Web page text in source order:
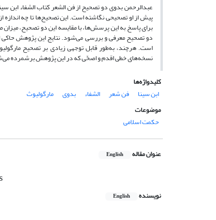
عبدالرحمن بدوی دو تصحیح از فن الشعر کتاب الشفاء ابن
پیش از او تصحیحی نگاشته است. این تصحیح‌ها تا چه اندازه
برای پاسخ به این پرسش‌ها، با مقایسه این دو تصحیح،
دو تصحیح معرفی و بررسی می‌شود. نتایج این پژوهش
است. هرچند، به‌طور قابل توجهی زیادی بر تصحیح
نسخه‌های خطی اقدم و اصحّی که در این پژوهش برشمرده
کلیدواژه‌ها
ابن سینا
فن شعر الشفاء بدوی
مارگولیوث
موضوعات
حکمت اسلامی
عنوان مقاله English
نویسنده English